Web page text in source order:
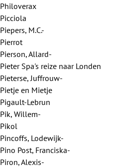
Philoverax
Picciola
Piepers, M.C.-
Pierrot
Pierson, Allard-
Pieter Spa's reize naar Londen
Pieterse, Juffrouw-
Pietje en Mietje
Pigault-Lebrun
Pik, Willem-
Pikol
Pincoffs, Lodewijk-
Pino Post, Franciska-
Piron, Alexis-